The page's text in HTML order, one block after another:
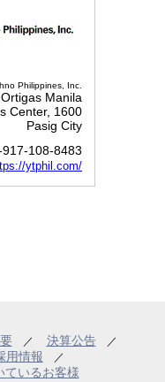
Philippines, Inc.
Manila
Center, 1600
Pasig City
917-108-8483
ytphil.com/
／ 決算公告／
用情報 ／
ているお客様